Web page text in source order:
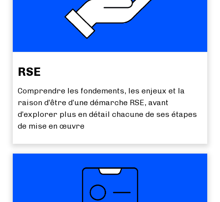
RSE
Comprendre les fondements, les enjeux et la
raison d’être d’une démarche RSE, avant
d’explorer plus en détail chacune de ses étapes
de mise en œuvre